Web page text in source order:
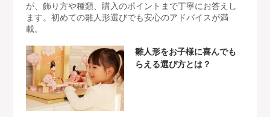
が、飾り方や種類、購入のポイントまで丁寧にお答えし
ます。初めての雛人形選びでも安心のアドバイスが満
載。
雛人形をお子様に喜んでも
らえる選び方とは？